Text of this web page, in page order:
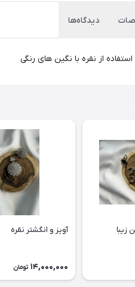
دیدگاه‌ها
از نقره با نگین های رنگی
زیبا آویز و انگشتر نقره
14,000,000 تومان